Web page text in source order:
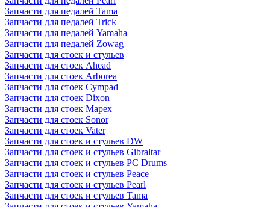
Запчасти для педалей Tama
Запчасти для педалей Trick
Запчасти для педалей Yamaha
Запчасти для педалей Zowag
Запчасти для стоек и стульев
Запчасти для стоек Ahead
Запчасти для стоек Arborea
Запчасти для стоек Cympad
Запчасти для стоек Dixon
Запчасти для стоек Mapex
Запчасти для стоек Sonor
Запчасти для стоек Vater
Запчасти для стоек и стульев DW
Запчасти для стоек и стульев Gibraltar
Запчасти для стоек и стульев PC Drums
Запчасти для стоек и стульев Peace
Запчасти для стоек и стульев Pearl
Запчасти для стоек и стульев Tama